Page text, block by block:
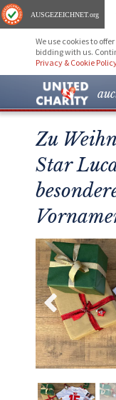
AUSGEZEICHNET.org
We use cookies to
bidding with us.
Privacy & Cookie
Zu
Star